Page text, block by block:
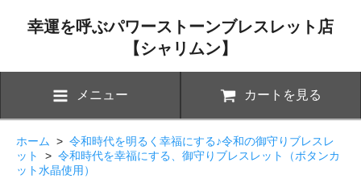
幸運を呼ぶパワーストーンブレスレット店
【シャリムン】
メニュー カートを見る
ホーム > 令和時代を明るく幸福にする♪令和の御守りブレスレ
ット
> 令和時代を幸福にする、御守りブレスレット（ボタンカ
ット水晶使用）